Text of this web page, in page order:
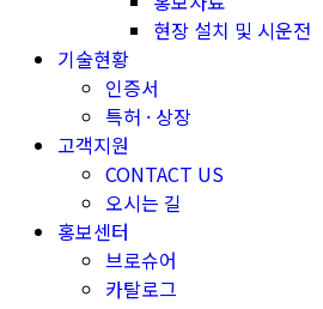
현장 설치 및 시운전
기술현황
인증서
특허 · 상장
고객지원
CONTACT US
오시는 길
홍보센터
브로슈어
카탈로그